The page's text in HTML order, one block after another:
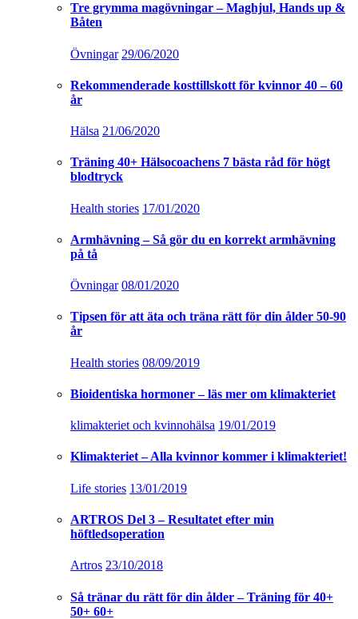
Tre grymma magövningar – Maghjul, Hands up &
Båten
Övningar 29/06/2020
Rekommenderade kosttillskott för kvinnor 40 – 60
år
Hälsa 21/06/2020
Träning 40+ Hälsocoachens 7 bästa råd för högt
blodtryck
Health stories 17/01/2020
Armhävning – Så gör du en korrekt armhävning
på tå
Övningar 08/01/2020
Tipsen för att äta och träna rätt för din ålder 50-90
år
Health stories 08/09/2019
Bioidentiska hormoner – läs mer om klimakteriet
klimakteriet och kvinnohälsa 19/01/2019
Klimakteriet – Alla kvinnor kommer i klimakteriet!
Life stories 13/01/2019
ARTROS Del 3 – Resultatet efter min
höftledsoperation
Artros 23/10/2018
Så tränar du rätt för din ålder – Träning för 40+
50+ 60+